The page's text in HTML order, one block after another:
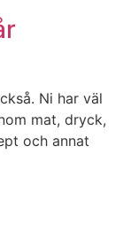
Ni har väl
mat, dryck,
och annat